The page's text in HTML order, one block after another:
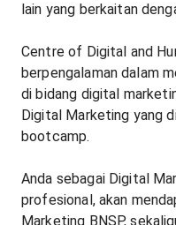
lain yang berkaitan
Centre of Digital and
berpengalaman dalam
di bidang digital
Digital Marketing yang
bootcamp.
Anda sebagai Digital
profesional, akan
Marketing BNSP,